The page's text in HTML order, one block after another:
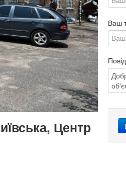
Центр
Ваш